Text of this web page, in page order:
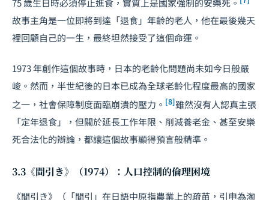
75 歲生日時必須停止進食，實質上是國家強制的安樂死。
故事主角是一位即將到達「退食」年齡的老人，他在最後幾天
裡回顧自己的一生，最終坦然接受了這個命運。
1973 年創作這個故事時，日本的老齡化問題尚未如今日般嚴
峻。然而，半世紀後的日本已成為全球老齡化程度最高的國家
之一，社會保障制度面臨崩潰的壓力。 [8]雖然沒有人認真主張
「定年退食」，但關於延長工作年限、削減養老金、甚至安樂
死合法化的辯論，都讓這個故事顯得預言般精準。
3.3《間引き》（1974）：人口控制的倫理困境
《間引き》（「間引」在日語中原指農業上的疏苗，引申為淘